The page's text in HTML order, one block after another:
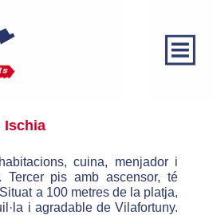
Administració de finques
Compra-venda
Ischia
cuina, menjador i
Tercer pis amb ascensor, té
a 100 metres de la platja,
i agradable de Vilafortuny.